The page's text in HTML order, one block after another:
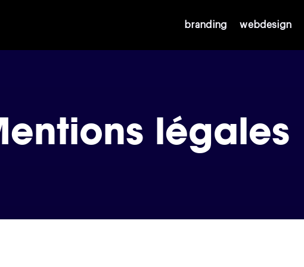
branding webdesign
légales